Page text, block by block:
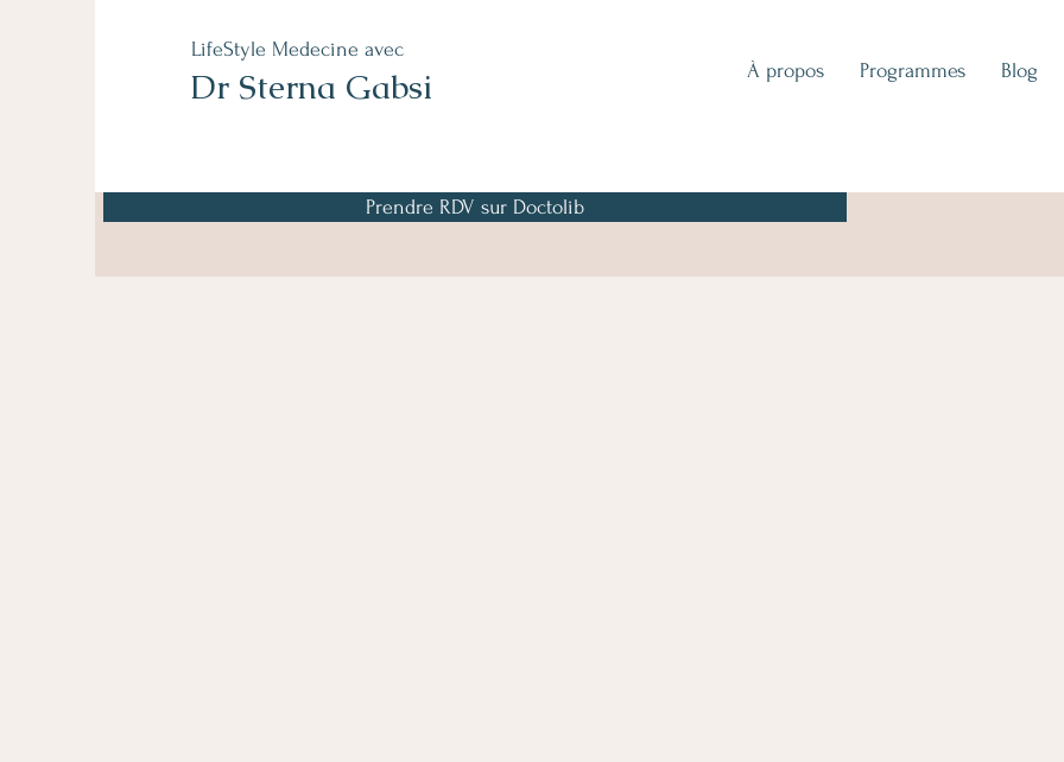
LifeStyle Medecine avec
Dr Sterna Gabsi À propos Programmes Blog
Prendre RDV sur Doctolib